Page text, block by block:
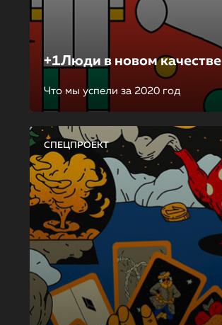
+1Люди в новом качестве
Что мы успели за 2020 год
СПЕЦПРОЕКТ